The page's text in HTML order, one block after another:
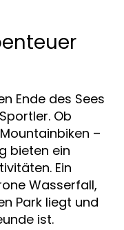
Ende des Sees
Ob
–
bieten ein
Ein
Wasserfall,
Park liegt und
ist.